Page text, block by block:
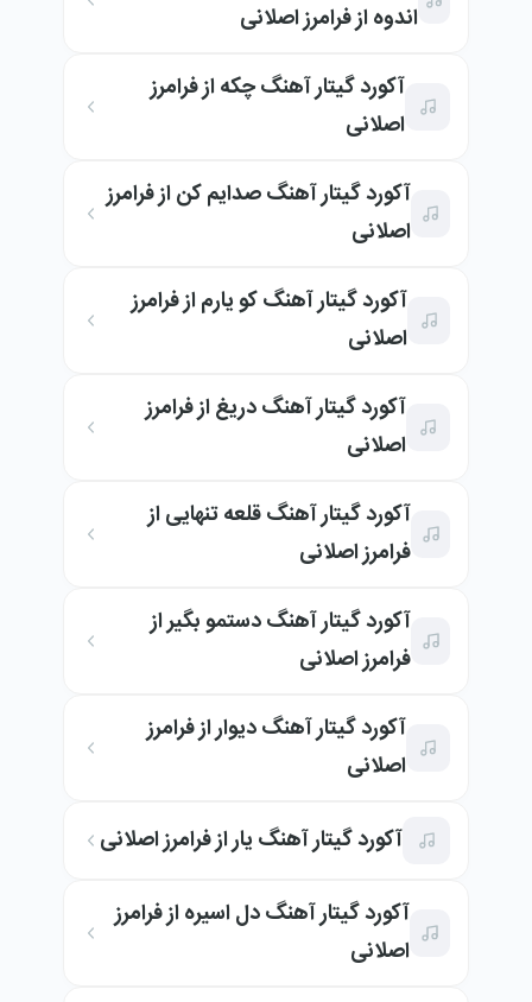
اندوه از فرامرز اصلانی
آکورد گیتار آهنگ چکه از فرامرز
اصلانی
آکورد گیتار آهنگ صدایم کن از فرامرز
اصلانی
آکورد گیتار آهنگ کو یارم از فرامرز
اصلانی
آکورد گیتار آهنگ دریغ از فرامرز
اصلانی
آکورد گیتار آهنگ قلعه تنهایی از
فرامرز اصلانی
آکورد گیتار آهنگ دستمو بگیر از
فرامرز اصلانی
آکورد گیتار آهنگ دیوار از فرامرز
اصلانی
آکورد گیتار آهنگ یار از فرامرز اصلانی
آکورد گیتار آهنگ دل اسیره از فرامرز
اصلانی